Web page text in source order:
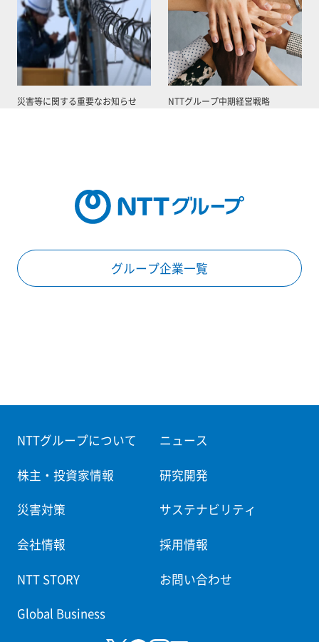
災害等に関する重要なお知らせ NTTグループ中期経営戦略
グループ企業一覧
NTTグループについて ニュース
株主・投資家情報 研究開発
災害対策 サステナビリティ
会社情報 採用情報
NTT STORY お問い合わせ
Global Business